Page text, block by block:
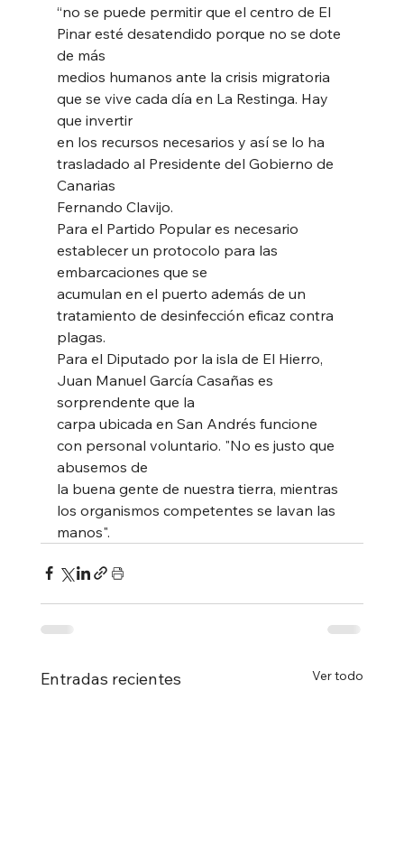
“no se puede permitir que el centro de El
Pinar esté desatendido porque no se dote
de más
medios humanos ante la crisis migratoria
que se vive cada día en La Restinga. Hay
que invertir
en los recursos necesarios y así se lo ha
trasladado al Presidente del Gobierno de
Canarias
Fernando Clavijo.
Para el Partido Popular es necesario
establecer un protocolo para las
embarcaciones que se
acumulan en el puerto además de un
tratamiento de desinfección eficaz contra
plagas.
Para el Diputado por la isla de El Hierro,
Juan Manuel García Casañas es
sorprendente que la
carpa ubicada en San Andrés funcione
con personal voluntario. "No es justo que
abusemos de
la buena gente de nuestra tierra, mientras
los organismos competentes se lavan las
manos".
Entradas recientes Ver todo